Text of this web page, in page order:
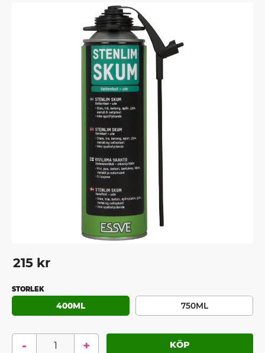
215 kr
STORLEK
400ML 750ML
+
-